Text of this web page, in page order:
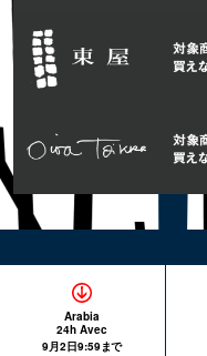
Arabia
24h Avec
9月2日9:59まで